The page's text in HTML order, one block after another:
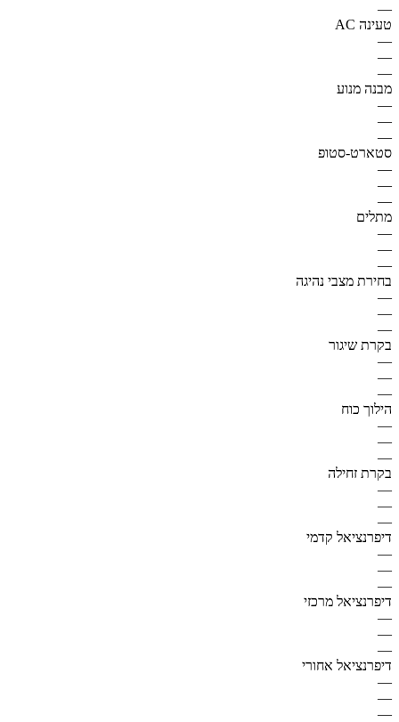
—
טעינה AC
—
—
—
מבנה מנוע
—
—
—
סטארט-סטופ
—
—
—
מתלים
—
—
—
בחירת מצבי נהיגה
—
—
—
בקרת שיגור
—
—
—
הילוך כוח
—
—
—
בקרת זחילה
—
—
—
דיפרנציאל קדמי
—
—
—
דיפרנציאל מרכזי
—
—
—
דיפרנציאל אחורי
—
—
—